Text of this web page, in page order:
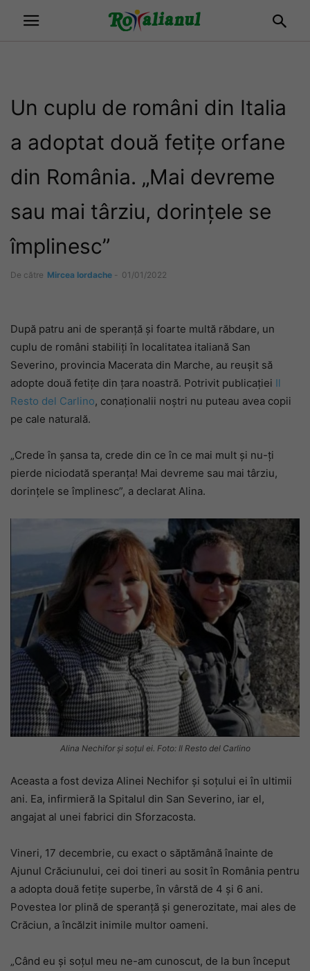
Un cuplu de români din Italia
a adoptat două fetițe orfane
din România. „Mai devreme
sau mai târziu, dorințele se
împlinesc”
De către Mircea Iordache - 01/01/2022
După patru ani de speranță și foarte multă răbdare, un
cuplu de români stabiliți în localitatea italiană San
Severino, provincia Macerata din Marche, au reușit să
adopte două fetițe din țara noastră. Potrivit publicației Il
Resto del Carlino, conaționalii noștri nu puteau avea copii
pe cale naturală.
„Crede în șansa ta, crede din ce în ce mai mult și nu-ți
pierde niciodată speranța! Mai devreme sau mai târziu,
dorințele se împlinesc”, a declarat Alina.
Alina Nechifor și soțul ei. Foto: Il Resto del Carlino
Aceasta a fost deviza Alinei Nechifor și soțului ei în ultimii
ani. Ea, infirmieră la Spitalul din San Severino, iar el,
angajat al unei fabrici din Sforzacosta.
Vineri, 17 decembrie, cu exact o săptămână înainte de
Ajunul Crăciunului, cei doi tineri au sosit în România pentru
a adopta două fetițe superbe, în vârstă de 4 și 6 ani.
Povestea lor plină de speranță și generozitate, mai ales de
Crăciun, a încălzit inimile multor oameni.
„Când eu și soțul meu ne-am cunoscut, de la bun început